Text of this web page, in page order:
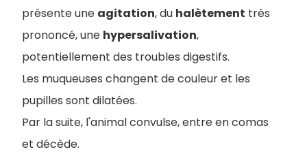
présente une agitation, du halètement très
prononcé, une hypersalivation,
potentiellement des troubles digestifs.
Les muqueuses changent de couleur et les
pupilles sont dilatées.
Par la suite, l'animal convulse, entre en comas
et décède.